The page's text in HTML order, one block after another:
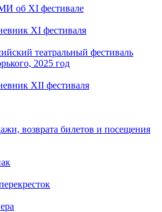
об XI фестивале
XI фестиваля
театральный фестиваль
2025 год
XII фестиваля
возврата билетов и посещения